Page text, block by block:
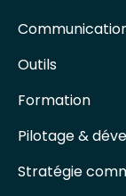
Outils
Formation
Pilotage &
Stratégie